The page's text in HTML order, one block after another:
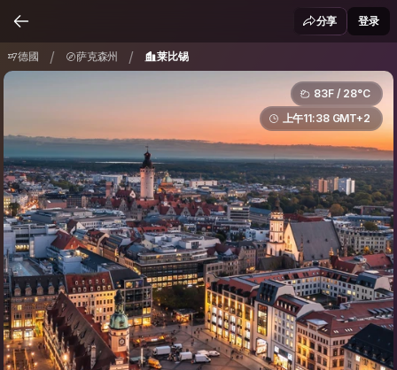
分享 登录
德國 / 萨克森州 / 莱比锡
83F / 28°C
上午11:38 GMT+2